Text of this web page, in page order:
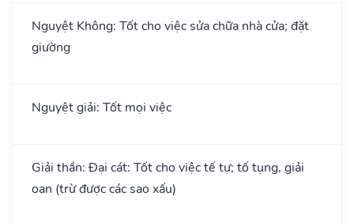
Nguyệt Không: Tốt cho việc sửa chữa nhà cửa; đặt
giường
Nguyệt giải: Tốt mọi việc
Giải thần: Đại cát: Tốt cho việc tế tự; tố tụng, giải
oan (trừ được các sao xấu)